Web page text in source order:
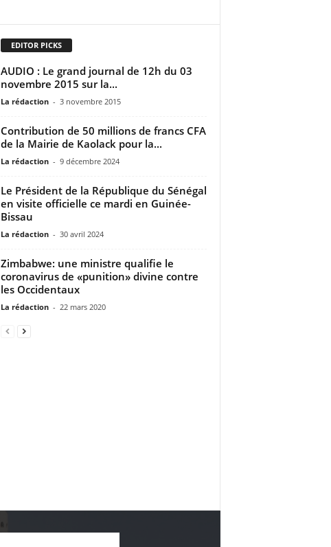
EDITOR PICKS
AUDIO : Le grand journal de 12h du 03
novembre 2015 sur la...
La rédaction - 3 novembre 2015
Contribution de 50 millions de francs CFA
de la Mairie de Kaolack pour la...
La rédaction - 9 décembre 2024
Le Président de la République du Sénégal
en visite officielle ce mardi en Guinée-
Bissau
La rédaction - 30 avril 2024
Zimbabwe: une ministre qualifie le
coronavirus de «punition» divine contre
les Occidentaux
La rédaction - 22 mars 2020